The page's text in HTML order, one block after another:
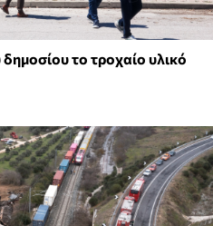
το τροχαίο υλικό